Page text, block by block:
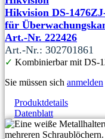
Hikvision DS-
für
Art.-Nr. 222426
Art.-Nr.: 302701861
✓ Kombinierbar mit DS-
Sie müssen sich anmelden
Produktdetails
Datenblatt